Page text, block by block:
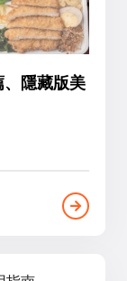
隱藏版美